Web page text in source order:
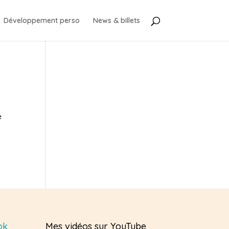
Développement perso News & billets
Mes vidéos sur YouTube